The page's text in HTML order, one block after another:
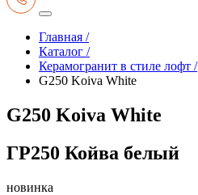
Главная /
Каталог /
Керамогранит в стиле лофт /
G250 Koiva White
G250 Koiva White
ГР250 Койва белый
новинка